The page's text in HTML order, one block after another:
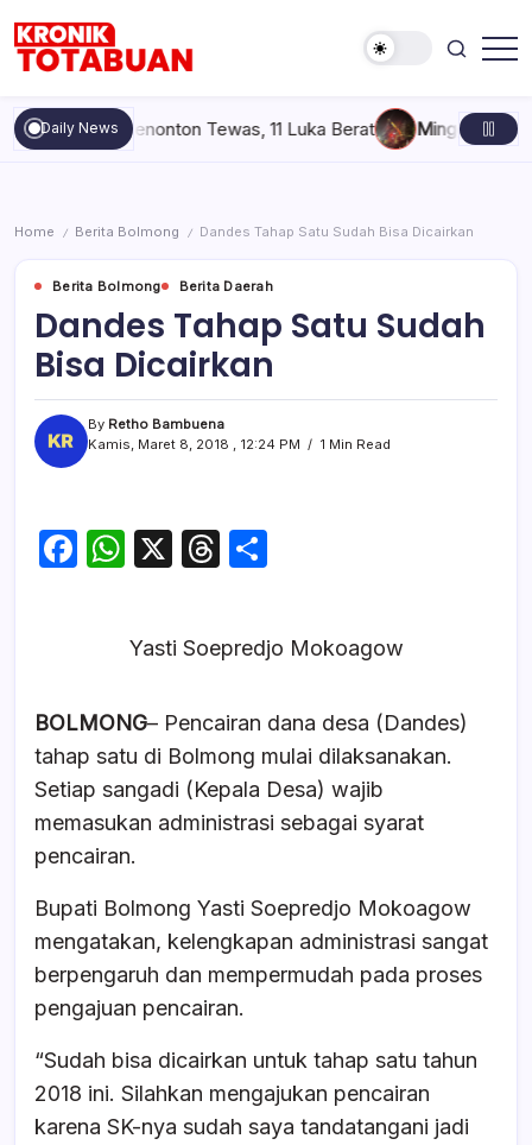
content
Totabuan
hari
ini
Kronik
Daily News
6 Penonton Tewas, 11 Luka Berat Minggu, Agustus 9,
Home / Berita Bolmong / Dandes Tahap Satu Sudah Bisa Dicairkan
Berita Bolmong Berita Daerah
Dandes Tahap Satu Sudah
Bisa Dicairkan
By Retho Bambuena
Kamis, Maret 8, 2018 , 12:24 PM
1 Min Read
F
o
o
k
W
s
p
p
X
T
a
s
e
Yasti Soepredjo Mokoagow
BOLMONG– Pencairan dana desa (Dandes)
tahap satu di Bolmong mulai dilaksanakan.
Setiap sangadi (Kepala Desa) wajib
memasukan administrasi sebagai syarat
pencairan.
Bupati Bolmong Yasti Soepredjo Mokoagow
mengatakan, kelengkapan administrasi sangat
berpengaruh dan mempermudah pada proses
pengajuan pencairan.
“Sudah bisa dicairkan untuk tahap satu tahun
2018 ini. Silahkan mengajukan pencairan
karena SK-nya sudah saya tandatangani jadi